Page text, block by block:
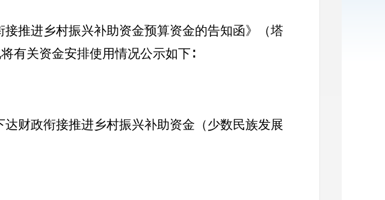
接推进乡村振兴补助资金预算资金的告知函》（塔
有关资金安排使用情况公示如下∶
达财政衔接推进乡村振兴补助资金（少数民族发展